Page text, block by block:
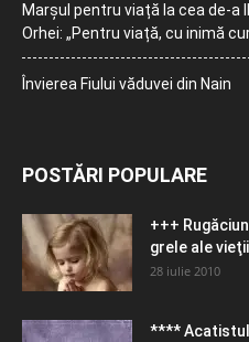
Marșul pentru viață la cea de-a
Orhei: „Pentru viață, cu inimă
Învierea Fiului văduvei din Nain
POSTĂRI POPULARE
+++
grele ale vieţii
28 iulie 2010
****